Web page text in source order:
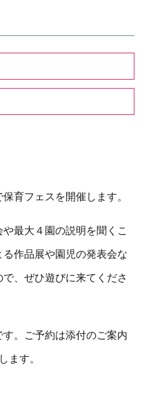
育フェスを開催します。
最大４園の説明を聞くこ
作品展や園児の発表会な
、ぜひ遊びに来てくださ
。ご予約は添付のご案内
ます。